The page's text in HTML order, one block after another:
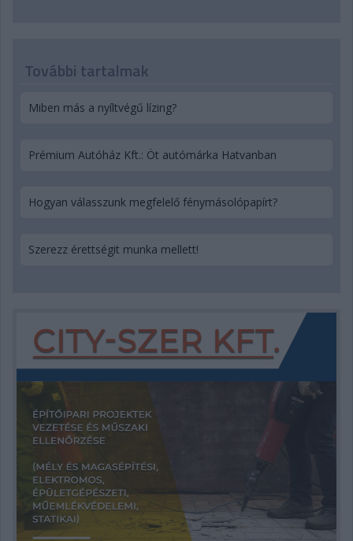
További tartalmak
Miben más a nyíltvégű lízing?
Prémium Autóház Kft.: Öt autómárka Hatvanban
Hogyan válasszunk megfelelő fénymásolópapírt?
Szerezz érettségit munka mellett!